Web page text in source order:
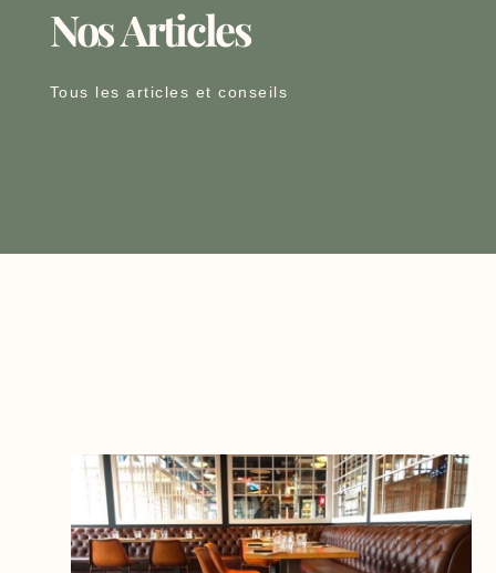
Nos Articles
Tous les articles et conseils